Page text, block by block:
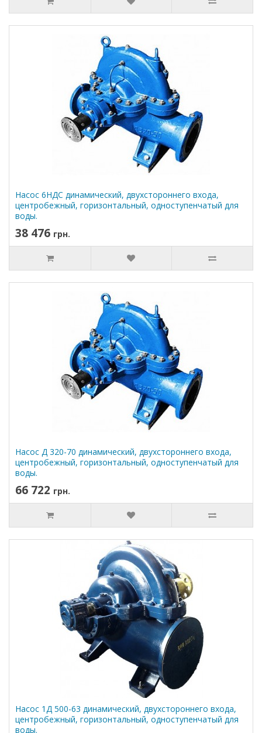
Насос 6НДC динамический, двухстороннего входа,
центробежный, горизонтальный, одноступенчатый для
воды.
38 476 грн.
Насос Д 320-70 динамический, двухстороннего входа,
центробежный, горизонтальный, одноступенчатый для
воды.
66 722 грн.
Насос 1Д 500-63 динамический, двухстороннего входа,
центробежный, горизонтальный, одноступенчатый для
воды.